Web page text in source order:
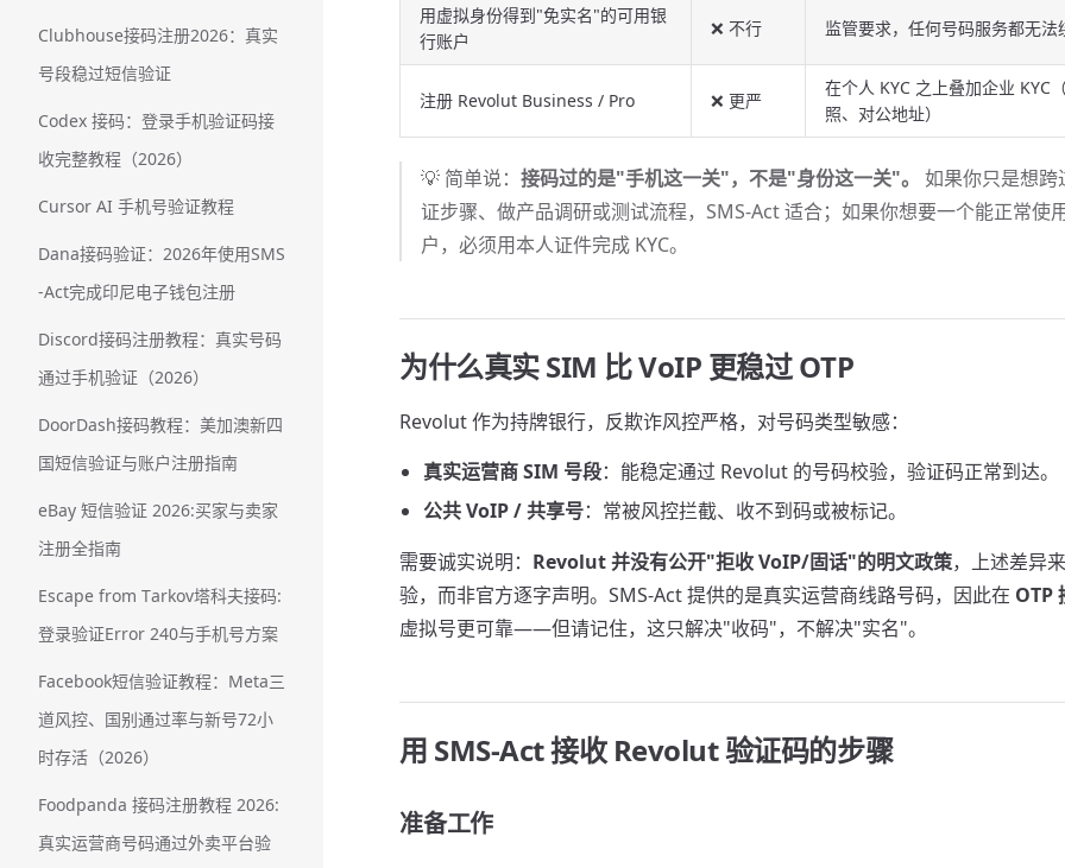
Clubhouse接码注册2026：真实
号段稳过短信验证
Codex 接码：登录手机验证码接
收完整教程（2026）
Cursor AI 手机号验证教程
Dana接码验证：2026年使用SMS
-Act完成印尼电子钱包注册
Discord接码注册教程：真实号码
通过手机验证（2026）
DoorDash接码教程：美加澳新四
国短信验证与账户注册指南
eBay 短信验证 2026:买家与卖家
注册全指南
Escape from Tarkov塔科夫接码:
登录验证Error 240与手机号方案
Facebook短信验证教程：Meta三
道风控、国别通过率与新号72小
时存活（2026）
Foodpanda 接码注册教程 2026:
真实运营商号码通过外卖平台验
用虚拟身份得到"免实名"的可用银
行账户
❌ 不行 监管要求，任何号码服务都无法
注册 Revolut Business / Pro ❌ 更严
在个人 KYC 之上叠加企业 KYC
照、对公地址）
💡 简单说： 接码过的是"手机这一关"，不是"身份这一关"。
如果你只是想
证步骤、做产品调研或测试流程，SMS-Act 适合；如果你想要一个能正常使
户，必须用本人证件完成 KYC。
为什么真实 SIM 比 VoIP 更稳过 OTP
Revolut 作为持牌银行，反欺诈风控严格，对号码类型敏感：
真实运营商 SIM 号段：能稳定通过 Revolut 的号码校验，验证码正常到达。
公共 VoIP / 共享号：常被风控拦截、收不到码或被标记。
需要诚实说明： Revolut 并没有公开"拒收 VoIP/固话"的明文政策，上述差异
验，而非官方逐字声明。SMS-Act 提供的是真实运营商线路号码，因此在 OTP
虚拟号更可靠——但请记住，这只解决"收码"，不解决"实名"。
用 SMS-Act 接收 Revolut 验证码的步骤
准备工作